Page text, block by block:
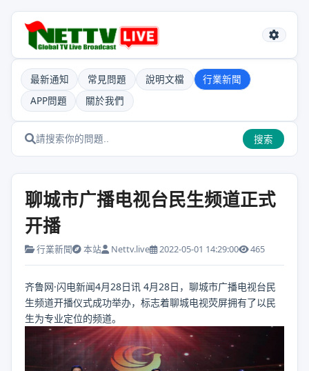
最新通知 常見問題 說明文檔
行業新聞
APP問題
關於我們
搜索
聊城市广播电视台民生频道正式
开播
行業新聞 本站 Nettv.live 2022-05-01 14:29:00 465
齐鲁网·闪电新闻4月28日讯 4月28日，聊城市广播电视台民
生频道开播仪式成功举办，标志着聊城电视荧屏拥有了以民
生为专业定位的频道。